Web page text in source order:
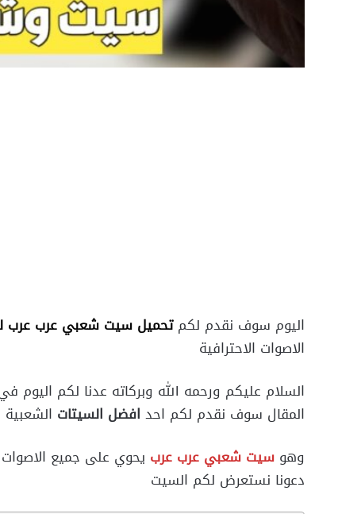
اليوم سوف نقدم لكمتحميل سيت شعبي عرب عرب
الاصوات الاحترافية
السلام عليكم ورحمه الله وبركاته عدنا لكم اليوم
المقال سوف نقدم لكم احد افضل السيتات الشعبية
وهو سيت شعبي عرب عرب
دعونا نستعرض لكم السيت